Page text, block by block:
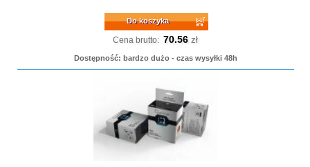
Do koszyka
Cena brutto: 70.56 zł
Dostępność: bardzo dużo - czas wysyłki 48h